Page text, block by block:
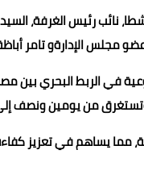
نائب رئيس الغرفة،
مجلس الإدارةو تامر
في الربط البحري بين
من يومين ونصف
مما يساهم في تعزيز